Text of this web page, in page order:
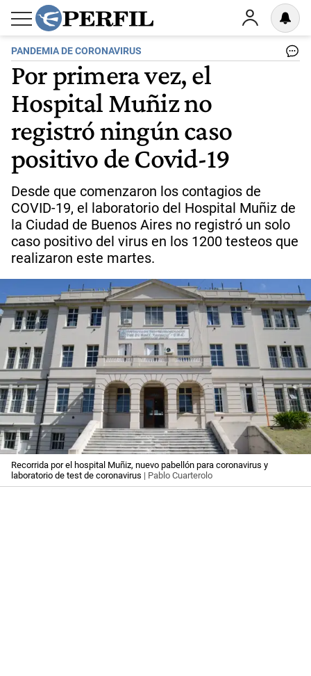
PANDEMIA DE CORONAVIRUS
Por primera vez, el
Hospital Muñiz no
registró ningún caso
positivo de Covid-19
Desde que comenzaron los contagios de
COVID-19, el laboratorio del Hospital Muñiz de
la Ciudad de Buenos Aires no registró un solo
caso positivo del virus en los 1200 testeos que
realizaron este martes.
Recorrida por el hospital Muñiz, nuevo pabellón para coronavirus y
laboratorio de test de coronavirus | Pablo Cuarterolo